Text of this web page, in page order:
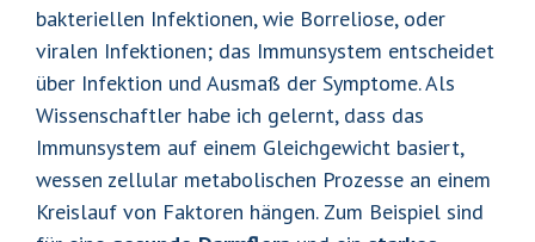
bakteriellen Infektionen, wie Borreliose, oder
viralen Infektionen; das Immunsystem entscheidet
über Infektion und Ausmaß der Symptome. Als
Wissenschaftler habe ich gelernt, dass das
Immunsystem auf einem Gleichgewicht basiert,
wessen zellular metabolischen Prozesse an einem
Kreislauf von Faktoren hängen. Zum Beispiel sind